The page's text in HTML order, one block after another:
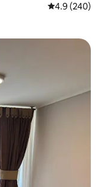
Calificación
4.9 (240)